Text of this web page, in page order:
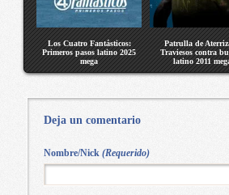
Los Cuatro Fantásticos:
Primeros pasos latino 2025
mega
Patrulla de
Traviesos contra
latino 2011
Deja un comentario
Nombre/Nick (Requerido)